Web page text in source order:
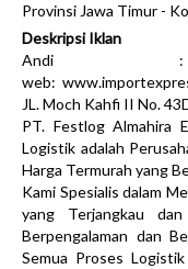
Provinsi Jawa Timur -
Deskripsi Iklan
Andi : +62
web:
JL. Moch Kahfi II No.
PT. Festlog Almahira
Logistik adalah
Harga Termurah yang
Kami Spesialis dalam
yang Terjangkau
Berpengalaman dan
Semua Proses